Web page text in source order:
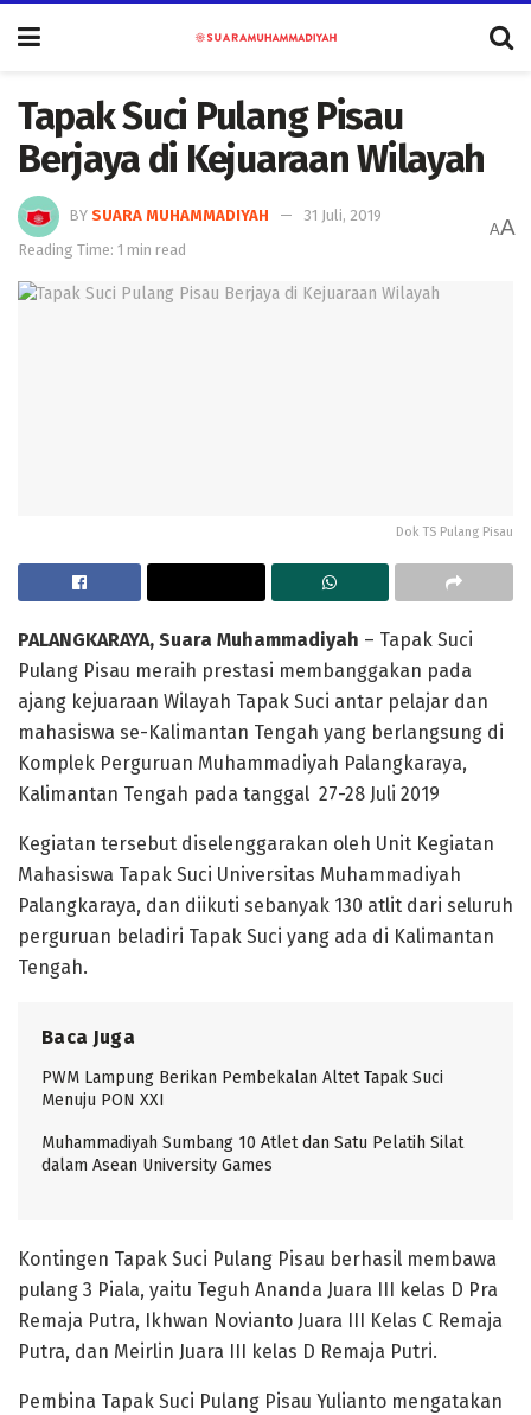
Tapak Suci Pulang Pisau
Berjaya di Kejuaraan Wilayah
BY SUARA MUHAMMADIYAH
31 Juli, 2019
Reading Time: 1 min read
AA
Dok TS Pulang Pisau
PALANGKARAYA, Suara Muhammadiyah – Tapak Suci
Pulang Pisau meraih prestasi membanggakan pada
ajang kejuaraan Wilayah Tapak Suci antar pelajar dan
mahasiswa se-Kalimantan Tengah yang berlangsung di
Komplek Perguruan Muhammadiyah Palangkaraya,
Kalimantan Tengah pada tanggal 27-28 Juli 2019
Kegiatan tersebut diselenggarakan oleh Unit Kegiatan
Mahasiswa Tapak Suci Universitas Muhammadiyah
Palangkaraya, dan diikuti sebanyak 130 atlit dari seluruh
perguruan beladiri Tapak Suci yang ada di Kalimantan
Tengah.
Baca Juga
PWM Lampung Berikan Pembekalan Altet Tapak Suci
Menuju PON XXI
Muhammadiyah Sumbang 10 Atlet dan Satu Pelatih Silat
dalam Asean University Games
Kontingen Tapak Suci Pulang Pisau berhasil membawa
pulang 3 Piala, yaitu Teguh Ananda Juara III kelas D Pra
Remaja Putra, Ikhwan Novianto Juara III Kelas C Remaja
Putra, dan Meirlin Juara III kelas D Remaja Putri.
Pembina Tapak Suci Pulang Pisau Yulianto mengatakan